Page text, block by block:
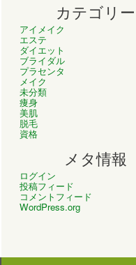
カテゴリー
アイメイク
エステ
ダイエット
ブライダル
プラセンタ
メイク
未分類
痩身
美肌
脱毛
資格
メタ情報
ログイン
投稿フィード
コメントフィード
WordPress.org